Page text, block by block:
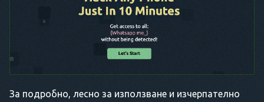
За подробно, лесно за използване и изчерпателно